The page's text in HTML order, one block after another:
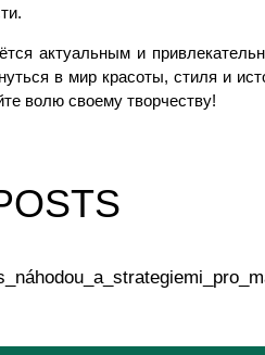
актуальным и
в мир красоты, стиля и
волю своему творчеству!